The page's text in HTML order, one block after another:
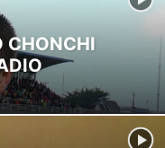
CHONCHI